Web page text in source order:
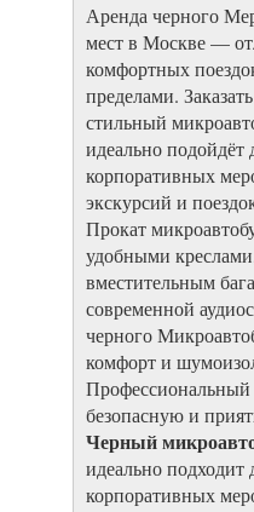
Аренда черного
мест в Москве —
комфортных
пределами.
стильный
идеально подойдёт
корпоративных
экскурсий и
Прокат
удобными
вместительным
современной
черного
комфорт и
Профессиональный
безопасную и
Черный
идеально подходит
корпоративных